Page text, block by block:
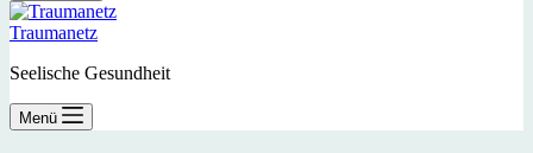
Traumanetz
Seelische Gesundheit
Menü